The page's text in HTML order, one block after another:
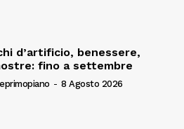
d’artificio, benessere,
fino a settembre
- 8 Agosto 2026